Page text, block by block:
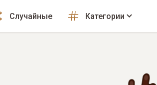
Случайные Категории